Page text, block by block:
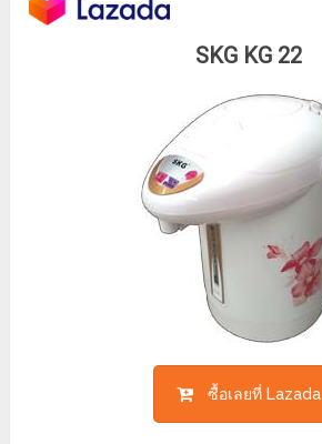
SKG KG 22
ซื้อเลยที่ Lazada